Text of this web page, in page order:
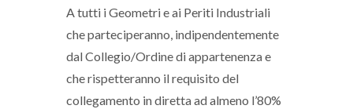
A tutti i Geometri e ai Periti Industriali
che parteciperanno, indipendentemente
dal Collegio/Ordine di appartenenza e
che rispetteranno il requisito del
collegamento in diretta ad almeno l’80%